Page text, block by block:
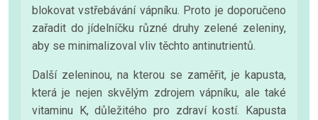
blokovat vstřebávání vápníku. Proto je doporučeno
zařadit do jídelníčku různé druhy zelené zeleniny,
aby se minimalizoval vliv těchto antinutrientů.
Další zeleninou, na kterou se zaměřit, je kapusta,
která je nejen skvělým zdrojem vápníku, ale také
vitaminu K, důležitého pro zdraví kostí. Kapusta